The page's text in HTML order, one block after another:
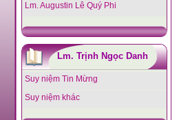
Lm. Augustin Lê Quý Phi
Lm. Trịnh Ngọc Danh
Suy niệm Tin Mừng
Suy niệm khác